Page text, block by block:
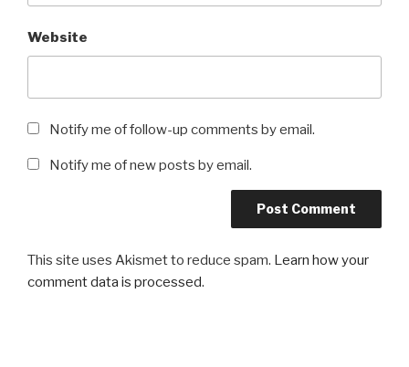
Website
Notify me of follow-up comments by email.
Notify me of new posts by email.
This site uses Akismet to reduce spam. Learn how your
comment data is processed.